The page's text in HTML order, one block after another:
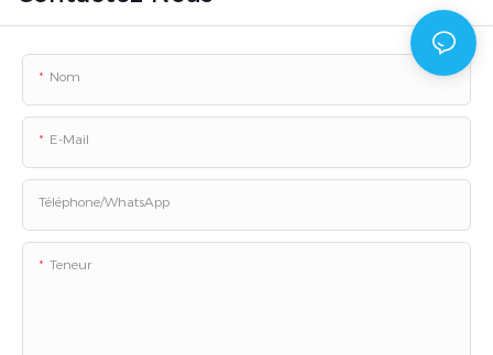
Nom
E-Mail
Téléphone/WhatsApp
Teneur